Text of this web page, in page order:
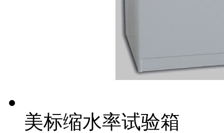
美标缩水率试验箱